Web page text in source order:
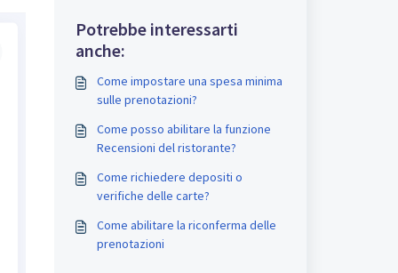
prenotazione?
Potrebbe interessarti
anche:
Come impostare una spesa minima
sulle prenotazioni?
Come posso abilitare la funzione
Recensioni del ristorante?
Come richiedere depositi o
verifiche delle carte?
Come abilitare la riconferma delle
prenotazioni